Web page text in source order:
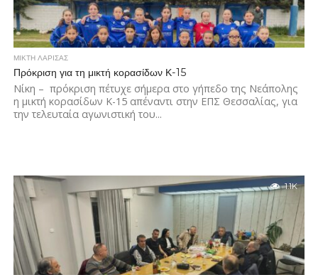
ΜΙΚΤΗ ΛΑΡΙΣΑΣ
Πρόκριση για τη μικτή κορασίδων Κ-15
Νίκη – πρόκριση πέτυχε σήμερα στο γήπεδο της Νεάπολης
η μικτή κορασίδων Κ-15 απέναντι στην ΕΠΣ Θεσσαλίας, για
την τελευταία αγωνιστική του...
1.1K